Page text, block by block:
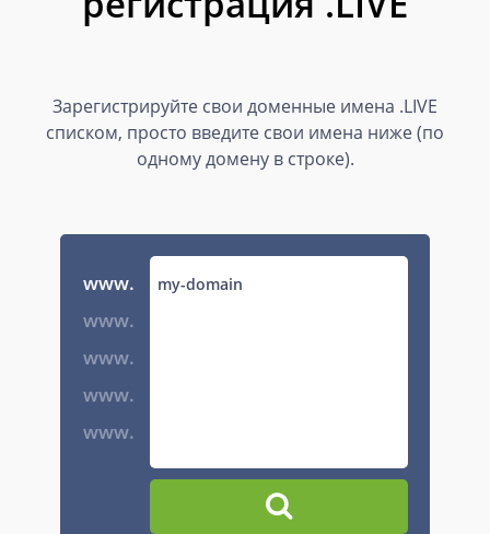
Зарегистрируйте свои доменные имена .LIVE
списком, просто введите свои имена ниже (по
одному домену в строке).
www.
www.
www.
www.
www.